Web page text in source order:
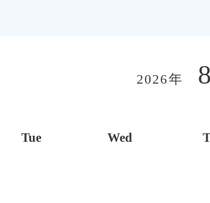
2026年 8
Tue Wed